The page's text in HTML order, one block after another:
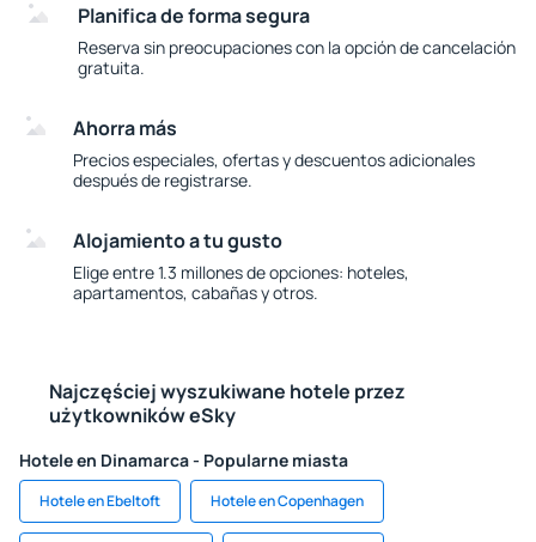
Planifica de forma segura
Reserva sin preocupaciones con la opción de cancelación
gratuita.
Ahorra más
Precios especiales, ofertas y descuentos adicionales
después de registrarse.
Alojamiento a tu gusto
Elige entre 1.3 millones de opciones: hoteles,
apartamentos, cabañas y otros.
Najczęściej wyszukiwane hotele przez
użytkowników eSky
Hotele en Dinamarca - Popularne miasta
Hotele en Ebeltoft Hotele en Copenhagen